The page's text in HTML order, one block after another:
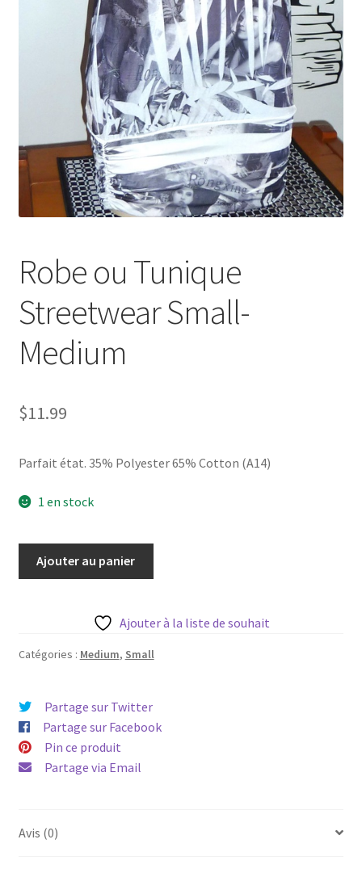
Robe ou Tunique
Streetwear Small-
Medium
$11.99
Parfait état. 35% Polyester 65% Cotton (A14)
1 en stock
Streetwear
Ajouter au panier
Ajouter à la liste de souhait
Catégories : Medium, Small
Partage sur Twitter
Partage sur Facebook
Pin ce produit
Partage via Email
Avis (0)